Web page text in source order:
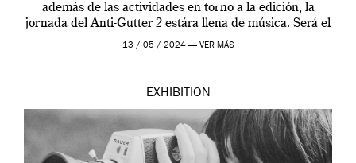
además de las actividades en torno a la edición, la
jornada del Anti-Gutter 2 estára llena de música. Será el
[…]
13 / 05 / 2024 — VER MÁS
EXHIBITION